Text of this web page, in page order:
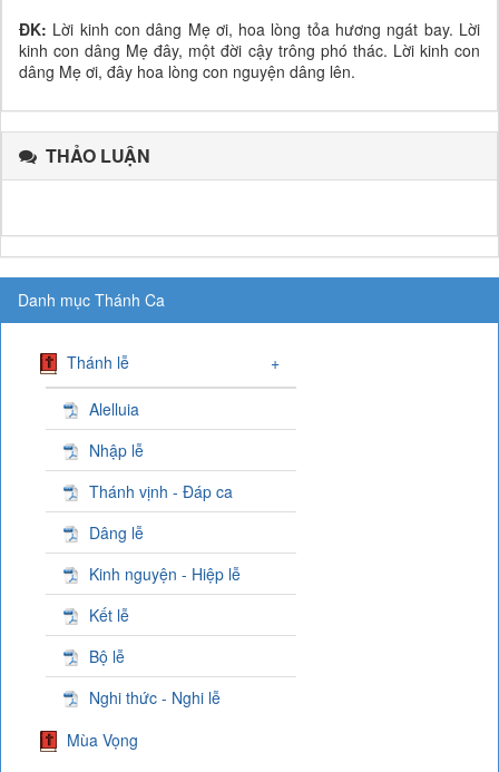
ĐK: Lời kinh con dâng Mẹ ơi, hoa lòng tỏa hương ngát bay. Lời
kinh con dâng Mẹ đây, một đời cậy trông phó thác. Lời kinh con
dâng Mẹ ơi, đây hoa lòng con nguyện dâng lên.
THẢO LUẬN
Danh mục Thánh Ca
Thánh lễ +
Alelluia
Nhập lễ
Thánh vịnh - Đáp ca
Dâng lễ
Kinh nguyện - Hiệp lễ
Kết lễ
Bộ lễ
Nghi thức - Nghi lễ
Mùa Vọng